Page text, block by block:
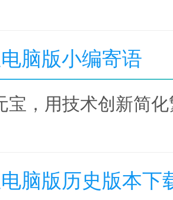
脑版小编寄语
，用技术创新简化
脑版历史版本下